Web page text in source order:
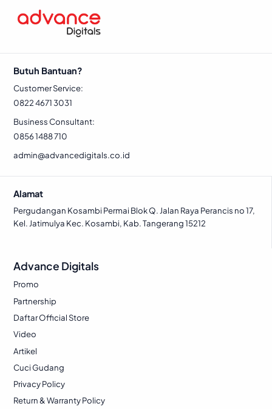
Butuh Bantuan?
Customer Service:
0822 4671 3031
Business Consultant:
0856 1488 710
admin@advancedigitals.co.id
Alamat
Pergudangan Kosambi Permai Blok Q. Jalan Raya Perancis no 17,
Kel. Jatimulya Kec. Kosambi, Kab. Tangerang 15212
Advance Digitals
Promo
Partnership
Daftar Official Store
Video
Artikel
Cuci Gudang
Privacy Policy
Return & Warranty Policy